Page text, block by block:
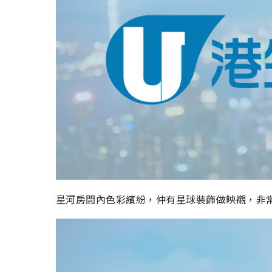
星河房間內色彩繽紛，仲有星球裝飾做映襯，非